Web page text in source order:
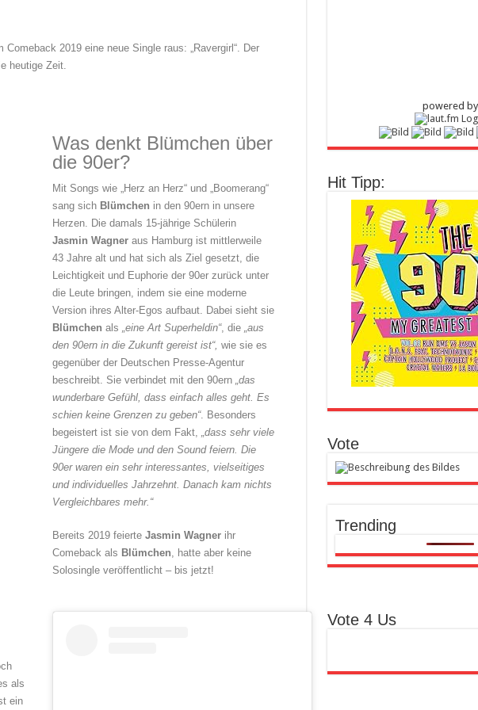
2019 eine neue Single raus: „Ravergirl“. Der
heutige Zeit.
Was denkt Blümchen über
die 90er?
Mit Songs wie „Herz an Herz“ und „Boomerang“
sang sich Blümchen in den 90ern in unsere
Herzen. Die damals 15-jährige Schülerin
Jasmin Wagneraus Hamburg ist mittlerweile
43 Jahre alt und hat sich als Ziel gesetzt, die
Leichtigkeit und Euphorie der 90er zurück unter
die Leute bringen, indem sie eine moderne
Version ihres Alter-Egos aufbaut. Dabei sieht sie
Blümchen als „eine Art Superheldin“, die „aus
den 90ern in die Zukunft gereist ist“, wie sie es
gegenüber der Deutschen Presse-Agentur
beschreibt. Sie verbindet mit den 90ern „das
wunderbare Gefühl, dass einfach alles geht. Es
schien keine Grenzen zu geben“. Besonders
begeistert ist sie von dem Fakt, „dass sehr viele
Jüngere die Mode und den Sound feiern. Die
90er waren ein sehr interessantes, vielseitiges
und individuelles Jahrzehnt. Danach kam nichts
Vergleichbares mehr.“
Bereits 2019 feierteJasmin Wagnerihr
Comeback als Blümchen, hatte aber keine
Solosingle veröffentlicht – bis jetzt!
als
ein
powered by
Hit Tipp:
Vote
Trending
Vote 4 Us